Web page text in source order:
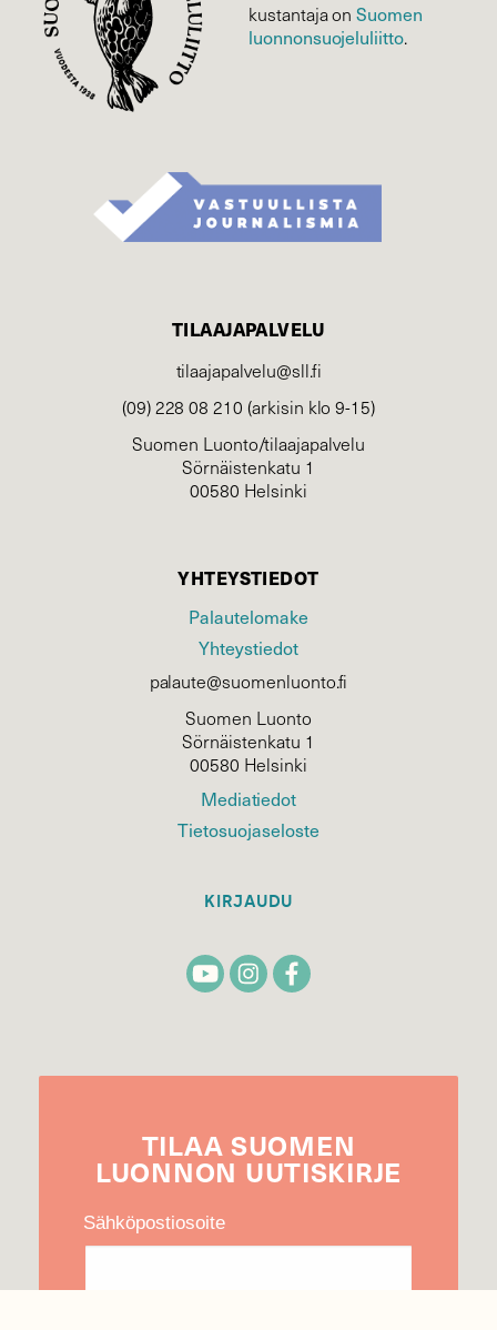
kustantaja onSuomen
luonnonsuojelu­liitto.
TILAAJAPALVELU
tilaajapalvelu@sll.fi
(09) 228 08 210 (arkisin klo 9-15)
Suomen Luonto/tilaajapalvelu
Sörnäistenkatu 1
00580 Helsinki
YHTEYSTIEDOT
Palautelomake
Yhteystiedot
palaute@suomenluonto.fi
Suomen Luonto
Sörnäistenkatu 1
00580 Helsinki
Mediatiedot
Tietosuojaseloste
KIRJAUDU
TILAA SUOMEN
LUONNON UUTIS­KIRJE
Sähköpostiosoite